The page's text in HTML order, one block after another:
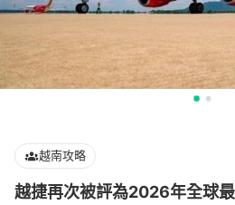
越南攻略
越捷再次被評為2026年全球